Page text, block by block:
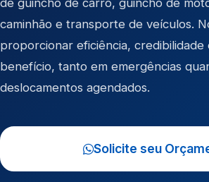
de guincho de carro, guincho de
caminhão e transporte de veículos.
proporcionar eficiência,
benefício, tanto em emergências
deslocamentos agendados.
Solicite seu